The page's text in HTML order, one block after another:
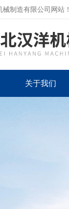
制造有限公司网站！
关于我们